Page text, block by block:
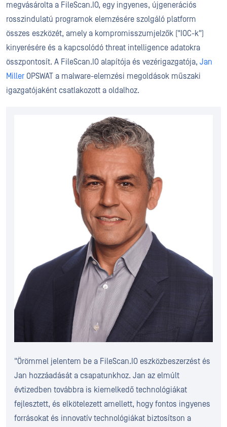
megvásárolta a FileScan.IO, egy ingyenes, újgenerációs
rosszindulatú programok elemzésére szolgáló platform
összes eszközét, amely a kompromisszumjelzők ("IOC-k")
kinyerésére és a kapcsolódó threat intelligence adatokra
összpontosít. A FileScan.IO alapítója és vezérigazgatója, Jan
Miller OPSWAT a malware-elemzési megoldások műszaki
igazgatójaként csatlakozott a oldalhoz.
"Örömmel jelentem be a FileScan.IO eszközbeszerzést és
Jan hozzáadását a csapatunkhoz. Jan az elmúlt
évtizedben továbbra is kiemelkedő technológiákat
fejlesztett, és elkötelezett amellett, hogy fontos ingyenes
forrásokat és innovatív technológiákat biztosítson a